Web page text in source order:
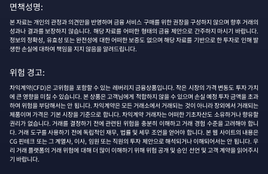
면책성명:
본 자료는 개인의 관정과 의견만을 반영하며 금융 서비스 구매를 위한 권장을 구성하지 않으며 향후 거래의
성과나 결과를 보장하지 않습니다. 해당 자료를 어떠한 형태의 금융 제안으로 간주하지 마시기 바랍니다.
정보의 정확성, 유효성 또는 완전성에 대한 어떠한 보증도 없으며 해당 자료를 기반으로 한 투자로 인해 발
생한 손실에 대하여 책임을 지지 않음을 알려드립니다.
위험 경고:
차익계약(CFD)은 고위험을 포함할 수 있는 레버리지 금융상품입니다. 작은 시장의 가격 변동도 투자 가치
에 큰 영향을 미칠 수 있습니다. 본 상품은 고객님에게 적합하지 않을 수 있으며 손실 예정 투자 금액을 초과
하여 위험을 부담해서는 안 됩니다. 차익계약은 모든 거래소에서 거래되는 것이 아니라 장외에서 거래되는
제품이며 가격은 기본 시장을 기준으로 합니다. 차익계약 거래자는 어떠한 기초자산도 소유하거나 향유할
권리가 없습니다. 거래를 결정하기 전에 관련된 위험을 충분히 이해하고 거래 경험 수준을 고려해야 합니
다. 거래 도구를 사용하기 전에 독립적인 재무, 법률 및 세무 조언을 얻어야 합니다. 본 웹 사이트의 내용은
CG 핀테크 또는 그 계열사, 이사, 임원 또는 직원의 투자 제안으로 해석되거나 이해되어서는 안 됩니다. 우
리 거래 플랫폼의 거래 위험에 대해 더 많이 이해하기 위해 위험 공개 및 승인 선언 및 고객 계약을 읽어주시
기 바랍니다.